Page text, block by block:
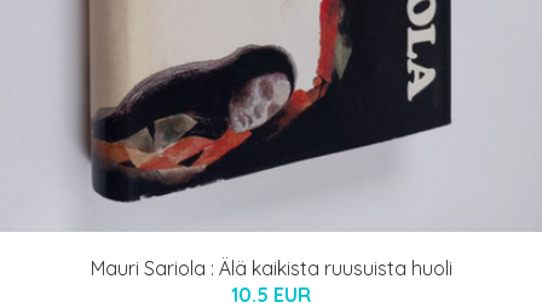
Mauri Sariola : Älä kaikista ruusuista huoli
10.5 EUR